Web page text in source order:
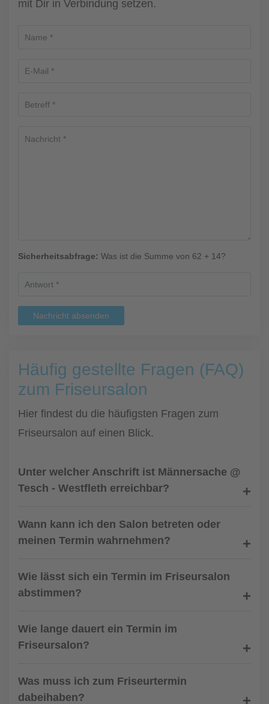
mit Dir in Verbindung setzen.
Sicherheitsabfrage: Was ist die Summe von 62 + 14?
Nachricht absenden
Häufig gestellte Fragen (FAQ)
zum Friseursalon
Hier findest du die häufigsten Fragen zum
Friseursalon auf einen Blick.
Unter welcher Anschrift ist Männersache @
Tesch - Westfleth erreichbar?
Wann kann ich den Salon betreten oder
meinen Termin wahrnehmen?
Wie lässt sich ein Termin im Friseursalon
abstimmen?
Wie lange dauert ein Termin im
Friseursalon?
Was muss ich zum Friseurtermin
dabeihaben?